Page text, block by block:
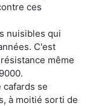
ces
nuisibles qui
C'est
même
se
à moitié sorti de